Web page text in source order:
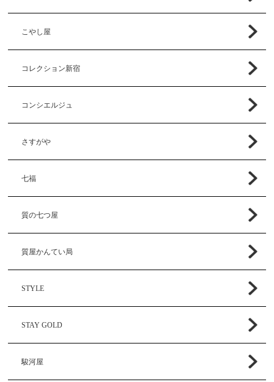
こやし屋
コレクション新宿
コンシエルジュ
さすがや
七福
質の七つ屋
質屋かんてい局
STYLE
STAY GOLD
駿河屋